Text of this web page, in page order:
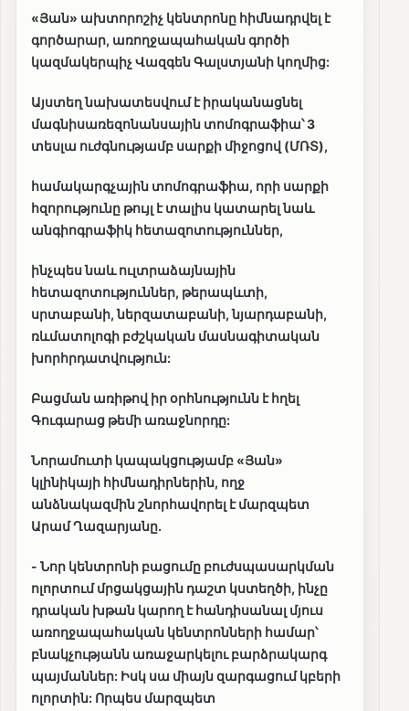
«Յան» ախտորոշիչ կենտրոնը հիմնադրվել է
գործարար, առողջապահական գործի
կազմակերպիչ Վազգեն Գալստյանի կողմից:
Այստեղ նախատեսվում է իրականացնել
մագնիսառեզոնանսային տոմոգրաֆիա՝ 3
տեսլա ուժգնությամբ սարքի միջոցով (ՄՌՏ),
համակարգչային տոմոգրաֆիա, որի սարքի
հզորությունը թույլ է տալիս կատարել նաև
անգիոգրաֆիկ հետազոտություններ,
ինչպես նաև ուլտրաձայնային
հետազոտություններ, թերապևտի,
սրտաբանի, ներզատաբանի, նյարդաբանի,
ռևմատոլոգի բժշկական մասնագիտական
խորհրդատվություն:
Բացման առիթով իր օրհնությունն է հղել
Գուգարաց թեմի առաջնորդը:
Նորամուտի կապակցությամբ «Յան»
կլինիկայի հիմնադիրներին, ողջ
անձնակազմին շնորհավորել է մարզպետ
Արամ Ղազարյանը.
- Նոր կենտրոնի բացումը բուժսպասարկման
ոլորտում մրցակցային դաշտ կստեղծի, ինչը
դրական խթան կարող է հանդիսանալ մյուս
առողջապահական կենտրոնների համար՝
բնակչությանն առաջարկելու բարձրակարգ
պայմաններ: Իսկ սա միայն զարգացում կբերի
ոլորտին: Որպես մարզպետ